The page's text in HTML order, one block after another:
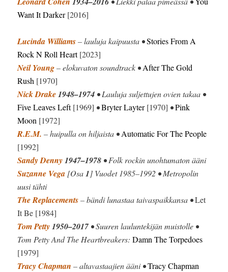
Want It Darker[2016]
Lucinda Williams– lauluja kaipuusta •Stories From A
Rock N Roll Heart[2023]
Neil Young– elokuvaton soundtrack •After The Gold
Rush [1970]
Nick Drake1948–1974 • Lauluja suljettujen ovien takaa •
Five Leaves Left[1969] •Bryter Layter[1970] •Pink
Moon [1972]
R.E.M. – huipulla on hiljaista •Automatic For The People
[1992]
Sandy Denny1947–1978 • Folk rockin unohtumaton ääni
Suzanne Vega [Osa1] Vuodet 1985–1992 • Metropolin
uusi tähti
The Replacements– bändi lunastaa taivaspaikkansa •Let
It Be [1984]
Tom Petty1950–2017• Suuren lauluntekijän muistolle •
Tom Petty And The Heartbreakers:Damn The Torpedoes
[1979]
Tracy Chapman – altavastaajien ääni •Tracy Chapman